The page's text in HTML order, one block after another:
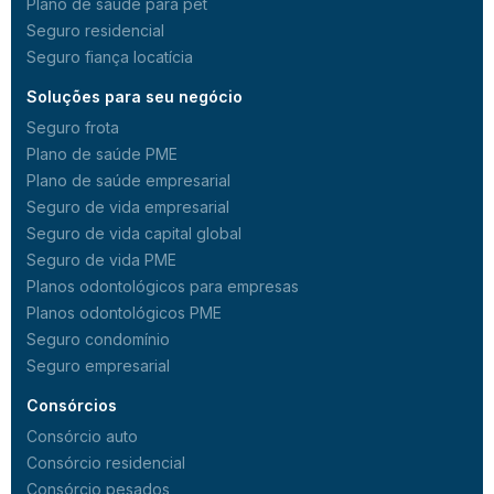
Plano de saúde para pet
Seguro residencial
Seguro fiança locatícia
Soluções para seu negócio
Seguro frota
Plano de saúde PME
Plano de saúde empresarial
Seguro de vida empresarial
Seguro de vida capital global
Seguro de vida PME
Planos odontológicos para empresas
Planos odontológicos PME
Seguro condomínio
Seguro empresarial
Consórcios
Consórcio auto
Consórcio residencial
Consórcio pesados